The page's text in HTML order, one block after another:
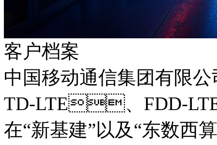
客户档案
中国移动通信集团有限
TD-LTE、FDD-LTE
在“新基建”以及“东数西算